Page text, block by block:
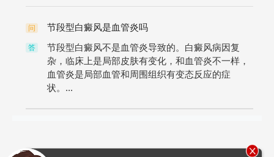
问 节段型白癜风是血管炎吗
答
节段型白癜风不是血管炎导致的。白癜风病因复
杂，临床上是局部皮肤有变化，和血管炎不一样，
血管炎是局部血管和周围组织有变态反应的症
状。...